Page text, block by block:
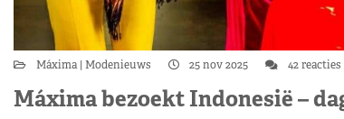
Máxima Modenieuws 25 nov 2025 42 reacties
Máxima bezoekt Indonesië –